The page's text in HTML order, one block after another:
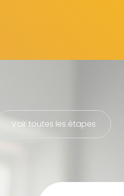
Voir toutes les étapes